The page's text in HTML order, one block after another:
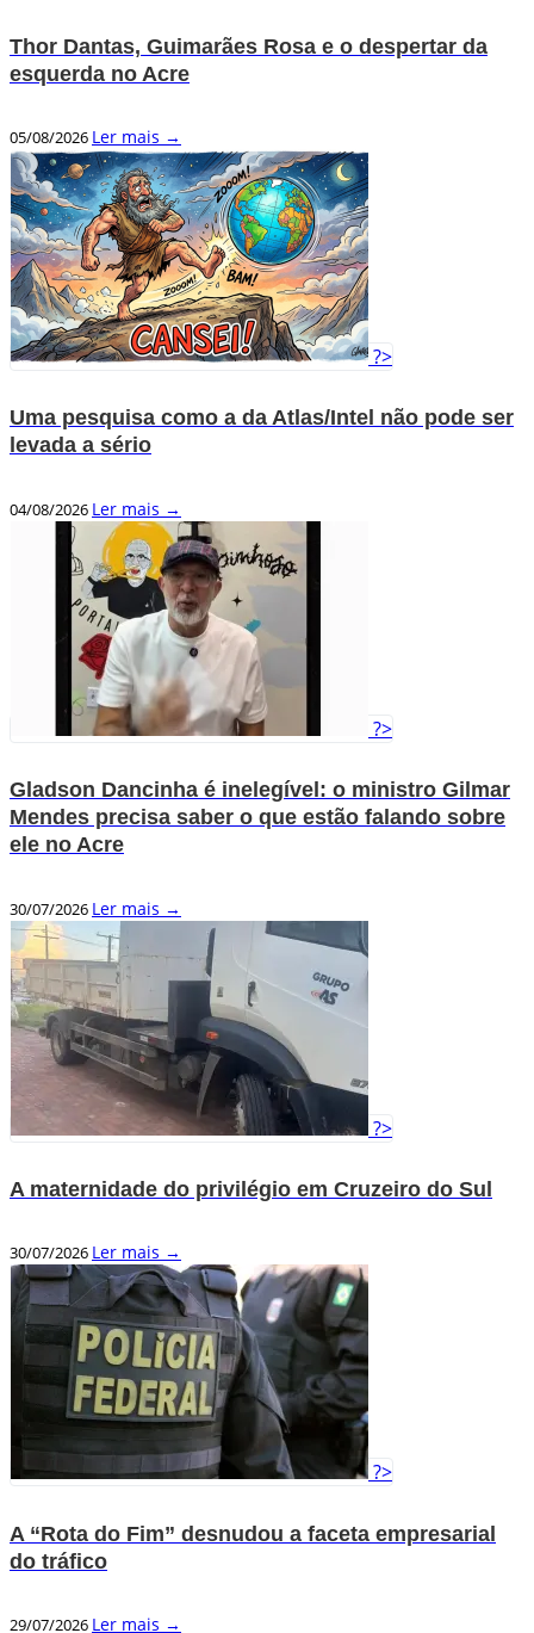
Thor Dantas, Guimarães Rosa e o despertar da
esquerda no Acre
05/08/2026 Ler mais →
?>
Uma pesquisa como a da Atlas/Intel não pode ser
levada a sério
04/08/2026 Ler mais →
?>
Gladson Dancinha é inelegível: o ministro Gilmar
Mendes precisa saber o que estão falando sobre
ele no Acre
30/07/2026 Ler mais →
?>
A maternidade do privilégio em Cruzeiro do Sul
30/07/2026 Ler mais →
?>
A “Rota do Fim” desnudou a faceta empresarial
do tráfico
29/07/2026 Ler mais →